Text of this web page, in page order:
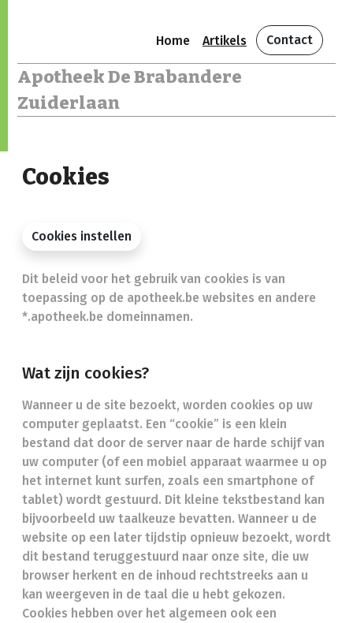
Home Artikels Contact
Apotheek De Brabandere
Zuiderlaan
Cookies
Cookies instellen
Dit beleid voor het gebruik van cookies is van
toepassing op de apotheek.be websites en andere
*.apotheek.be domeinnamen.
Wat zijn cookies?
Wanneer u de site bezoekt, worden cookies op uw
computer geplaatst. Een “cookie” is een klein
bestand dat door de server naar de harde schijf van
uw computer (of een mobiel apparaat waarmee u op
het internet kunt surfen, zoals een smartphone of
tablet) wordt gestuurd. Dit kleine tekstbestand kan
bijvoorbeeld uw taalkeuze bevatten. Wanneer u de
website op een later tijdstip opnieuw bezoekt, wordt
dit bestand teruggestuurd naar onze site, die uw
browser herkent en de inhoud rechtstreeks aan u
kan weergeven in de taal die u hebt gekozen.
Cookies hebben over het algemeen ook een